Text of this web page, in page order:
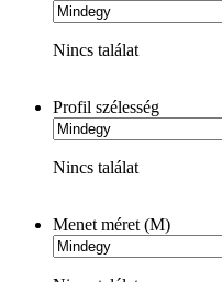
Nincs találat
Profil szélesség
Nincs találat
Menet méret (M)